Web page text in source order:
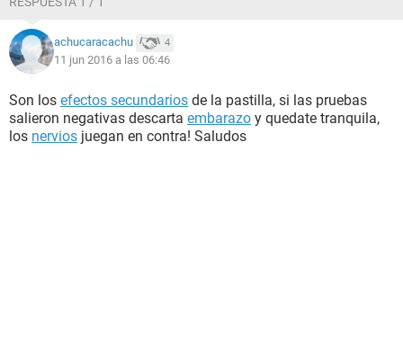
vista. Agradecería mucho la ayuda
achucaracachu 4
11 jun 2016 a las 06:46
Son los efectos secundarios de la pastilla, si las pruebas
salieron negativas descarta embarazo y quedate tranquila,
los nervios juegan en contra! Saludos